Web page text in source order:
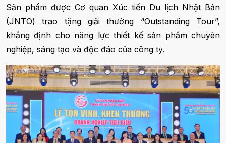
Sản phẩm được Cơ quan Xúc tiến Du lịch Nhật Bản
(JNTO) trao tặng giải thưởng “Outstanding Tour”,
khẳng định cho năng lực thiết kế sản phẩm chuyên
nghiệp, sáng tạo và độc đáo của công ty.